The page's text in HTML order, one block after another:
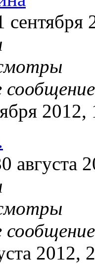
сентября
2012,
августа
2012,